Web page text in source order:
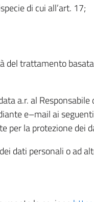
di cui all’art. 17;
trattamento
a.r. al Responsabile
e–mail ai
per la protezione dei
dati personali o ad